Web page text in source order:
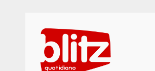
content